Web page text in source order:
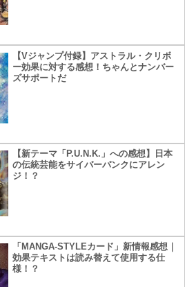
【Vジャンプ付録】アストラル・クリボ
ー効果に対する感想！ちゃんとナンバー
ズサポートだ
【新テーマ「P.U.N.K.」への感想】日本
の伝統芸能をサイバーパンクにアレン
ジ！？
「MANGA-STYLEカード」新情報感想｜
効果テキストは読み替えて使用する仕
様！？